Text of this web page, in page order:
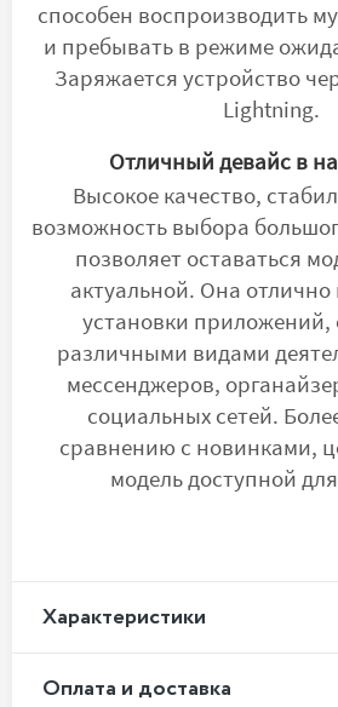
способен воспроизводить
и пребывать в режиме
Заряжается устройство
Lightning.
Отличный девайс в
Высокое качество,
возможность выбора
позволяет оставаться
актуальной. Она отлично
установки приложений,
различными видами
мессенджеров,
социальных сетей.
сравнению с новинками,
модель доступной
Xарактеристики
Оплата и доставка